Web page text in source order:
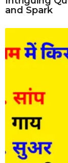
and Spark